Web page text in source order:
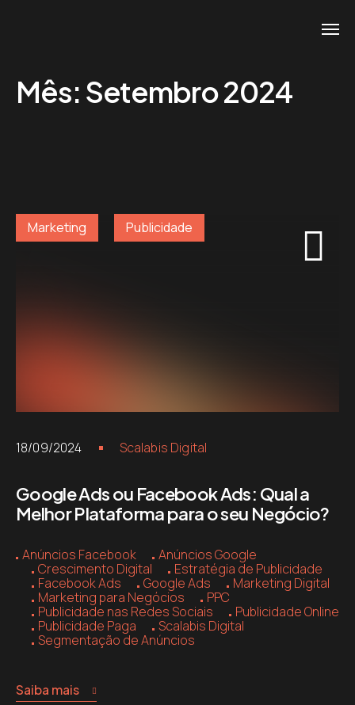
Mês: Setembro 2024
Marketing Publicidade
18/09/2024 Scalabis Digital
Google Ads ou Facebook Ads: Qual a
Melhor Plataforma para o seu Negócio?
Anúncios Facebook
Anúncios Google
Crescimento Digital
Estratégia de Publicidade
Facebook Ads
Google Ads
Marketing Digital
Marketing para Negócios
PPC
Publicidade nas Redes Sociais
Publicidade Online
Publicidade Paga
Scalabis Digital
Segmentação de Anúncios
Saiba mais